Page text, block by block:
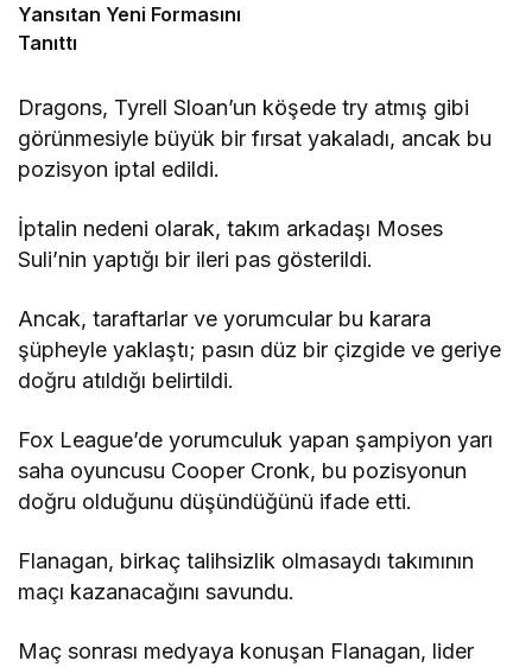
Yansıtan Yeni Formasını
Tanıttı
Dragons, Tyrell Sloan’un köşede try atmış gibi
görünmesiyle büyük bir fırsat yakaladı, ancak bu
pozisyon iptal edildi.
İptalin nedeni olarak, takım arkadaşı Moses
Suli’nin yaptığı bir ileri pas gösterildi.
Ancak, taraftarlar ve yorumcular bu karara
şüpheyle yaklaştı; pasın düz bir çizgide ve geriye
doğru atıldığı belirtildi.
Fox League’de yorumculuk yapan şampiyon yarı
saha oyuncusu Cooper Cronk, bu pozisyonun
doğru olduğunu düşündüğünü ifade etti.
Flanagan, birkaç talihsizlik olmasaydı takımının
maçı kazanacağını savundu.
Maç sonrası medyaya konuşan Flanagan, lider